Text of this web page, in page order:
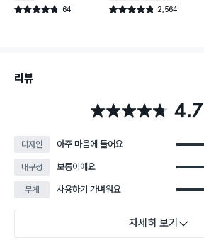
별점 4.8점 64
건 작성 별점 4.8점 2,564
건 작성
리뷰
별점 4.7점 4.7
디자인 아주 마음에 들어요
내구성 보통이에요
무게 사용하기 가벼워요
자세히 보기